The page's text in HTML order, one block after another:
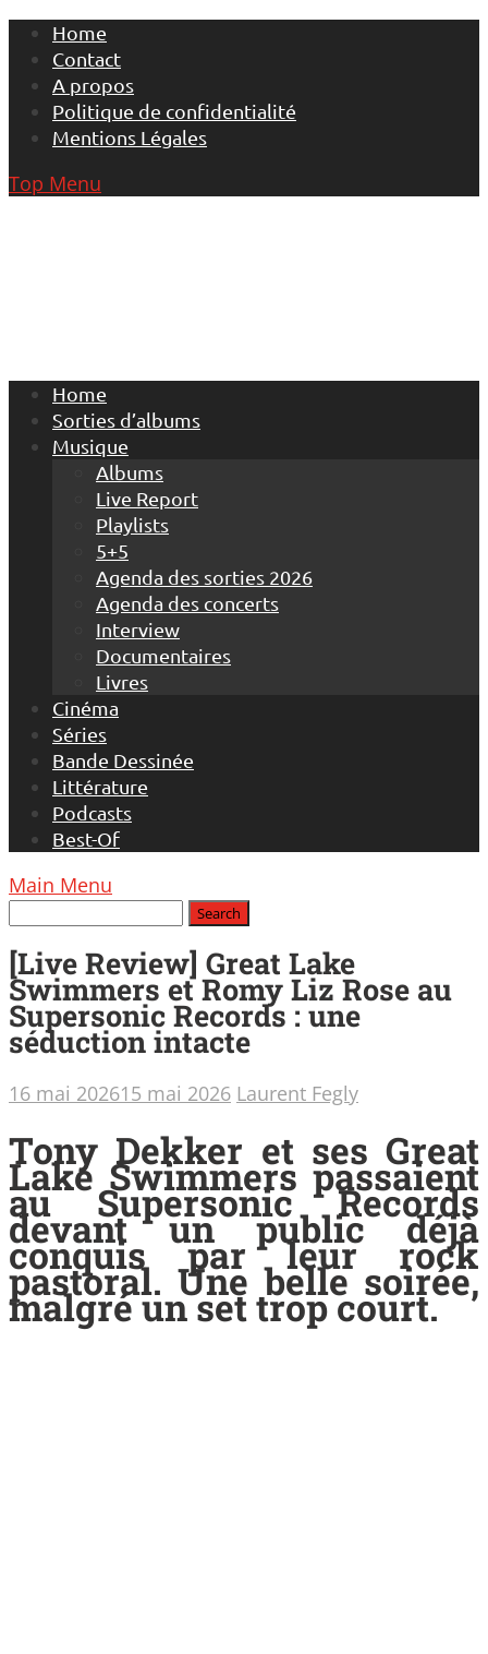
Skip
content
Home
Contact
A propos
Politique de confidentialité
Mentions Légales
Top Menu
Home
Sorties d’albums
Musique
Albums
Live Report
Playlists
5+5
Agenda des sorties 2026
Agenda des concerts
Interview
Documentaires
Livres
Cinéma
Séries
Bande Dessinée
Littérature
Podcasts
Best-Of
Main Menu
[Live Review] Great Lake
Swimmers et Romy Liz Rose au
Supersonic Records : une
séduction intacte
16 mai 202615 mai 2026 Laurent Fegly
Tony Dekker et ses Great
Lake Swimmers passaient
au Supersonic Records
devant un public déjà
conquis par leur rock
pastoral. Une belle soirée,
malgré un set trop court.